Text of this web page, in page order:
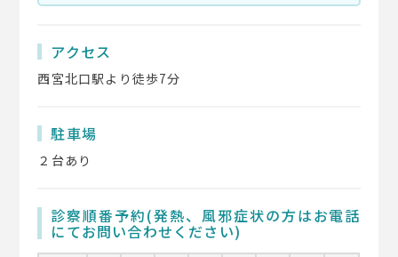
アクセス
西宮北口駅より徒歩7分
駐車場
２台あり
診察順番予約(発熱、風邪症状の方はお電話
にてお問い合わせください)